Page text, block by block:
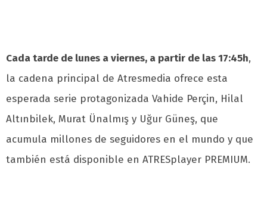
Cada tarde de lunes a viernes, a partir de las 17:45h,
la cadena principal de Atresmedia ofrece esta
esperada serie protagonizada Vahide Perçin, Hilal
Altınbilek, Murat Ünalmış y Uğur Güneş, que
acumula millones de seguidores en el mundo y que
también está disponible en ATRESplayer PREMIUM.